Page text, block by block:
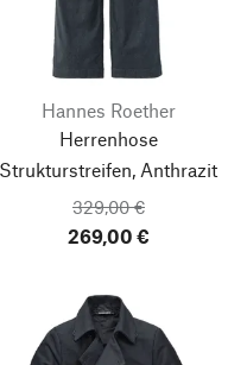
Hannes Roether
Herrenhose
Strukturstreifen, Anthrazit
329,00 €
269,00 €